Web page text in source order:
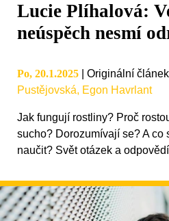
Lucie Plíhalová:
neúspěch nesmí
Po, 20.1.2025 Originální
Pustějovská, Egon Havrlant
Jak fungují rostliny? Proč
sucho? Dorozumívají se? A co
naučit? Svět otázek a